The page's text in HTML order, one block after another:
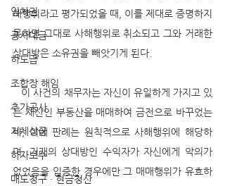
임차권
공사대금
하도급
조합장 해임
추가공사
지체상금
하자보수
매도청구 · 현금청산
해행위라고 평가되었을 때, 이를 제대로 증명하지
못하면 그대로 사해행위로 취소되고 그와 거래한
상대방은 소유권을 빼앗기게 된다.
는 재산인 부동산을 매매하여 금전으로 바꾸었는
바, 이에 판례는 원칙적으로 사해행위에 해당하
며, 거래의 상대방인 수익자가 자신에게 악의가
없었음을 입증한 경우에만 그 매매행위가 유효하